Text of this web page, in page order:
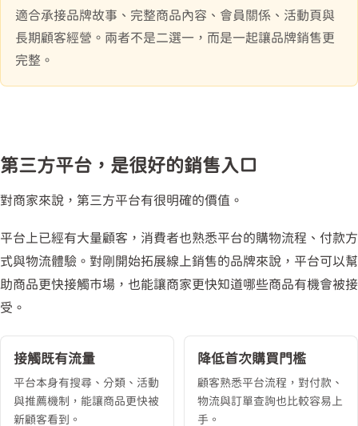
適合承接品牌故事、完整商品內容、會員關係、活動頁與
長期顧客經營。兩者不是二選一，而是一起讓品牌銷售更
完整。
第三方平台，是很好的銷售入口
對商家來說，第三方平台有很明確的價值。
平台上已經有大量顧客，消費者也熟悉平台的購物流程、付款方
式與物流體驗。對剛開始拓展線上銷售的品牌來說，平台可以幫
助商品更快接觸市場，也能讓商家更快知道哪些商品有機會被接
受。
接觸既有流量
平台本身有搜尋、分類、活動
與推薦機制，能讓商品更快被
新顧客看到。
降低首次購買門檻
顧客熟悉平台流程，對付款、
物流與訂單查詢也比較容易上
手。